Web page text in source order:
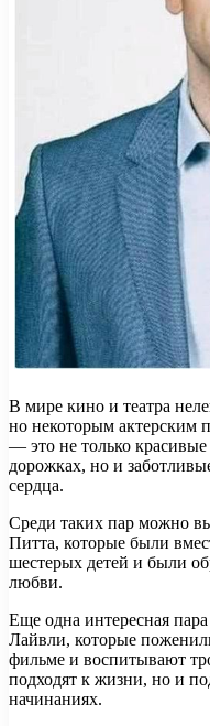
В мире кино и театра
но некоторым актерским
— это не только
дорожках, но и
сердца.
Среди таких пар можно
Питта, которые были
шестерых детей и были
любви.
Еще одна интересная
Лайвли, которые
фильме и воспитывают
подходят к жизни, но и
начинаниях.